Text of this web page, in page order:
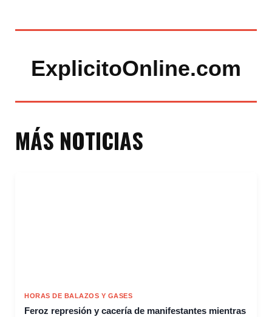
ExplicitoOnline.com
MÁS NOTICIAS
HORAS DE BALAZOS Y GASES
Feroz represión y cacería de manifestantes mientras